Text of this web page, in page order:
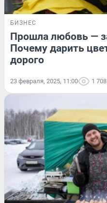
БИЗНЕС
Прошла любовь —
Почему дарить
дорого
23 февраля, 2025, 11:00 1 708